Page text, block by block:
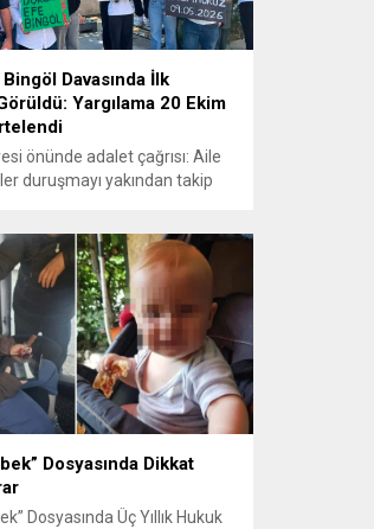
Davasında İlk
Yargılama 20 Ekim
önünde adalet çağrısı: Aile
duruşmayı yakından takip
kapsamında açılan davanın
Elazığ 2. Ağır Ceza
görüldü. Kamuoyunun
ettiği davanın ilk duruşması
Efe Bingöl’ün ailesine
isteyen çok...
Dosyasında Dikkat
Dosyasında Üç Yıllık Hukuk